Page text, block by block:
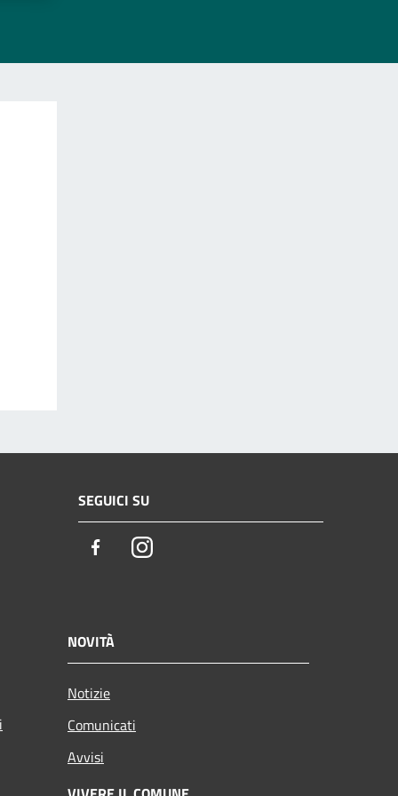
SEGUICI SU
FacebookInstagram
NOVITÀ
Notizie
Comunicati
Avvisi